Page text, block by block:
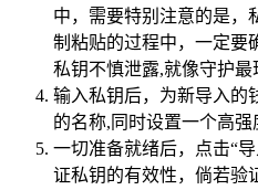
中，需要特别注意的是，
制粘贴的过程中，一定要
私钥不慎泄露,就像守护最
输入私钥后，为新导入的
的名称,同时设置一个高强
一切准备就绪后，点击“
证私钥的有效性，倘若验